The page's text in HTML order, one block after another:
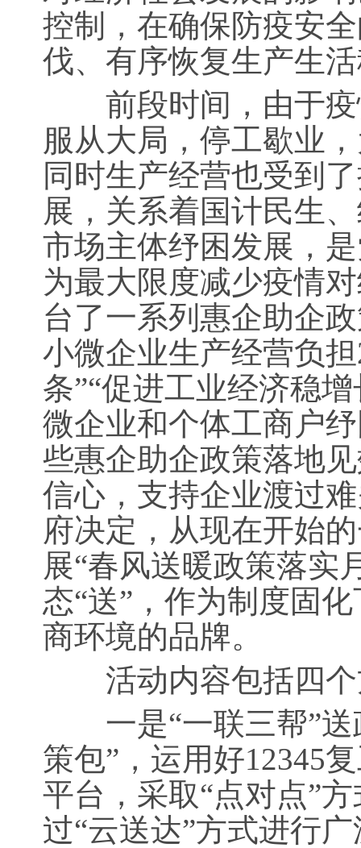
控制，在确保防疫安
伐、有序恢复生产生
前段时间，由于疫
服从大局，停工歇业
同时生产经营也受到
展，关系着国计民生
市场主体纾困发展，
为最大限度减少疫情
台了一系列惠企助企
小微企业生产经营负
条”“促进工业经济稳
微企业和个体工商户
些惠企助企政策落地
信心，支持企业渡过
府决定，从现在开始
展“春风送暖政策落实
态“送”，作为制度固
商环境的品牌。
活动内容包括四个
一是“一联三帮”送
策包”，运用好12345
平台，采取“点对点”
过“云送达”方式进行